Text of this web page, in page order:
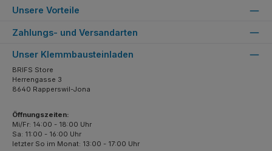
Unsere Vorteile
Zahlungs- und Versandarten
Unser Klemmbausteinladen
BRIFS Store
Herrengasse 3
8640 Rapperswil-Jona
Öffnungszeiten:
Mi/Fr: 14:00 - 18:00 Uhr
Sa: 11:00 - 16:00 Uhr
letzter So im Monat: 13:00 - 17:00 Uhr